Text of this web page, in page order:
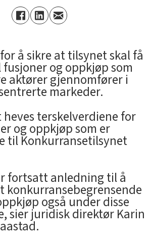
å sikre at tilsynet skal få
og oppkjøp som
aktører gjennomfører i
markeder.
heves terskelverdiene for
og oppkjøp som er
til Konkurransetilsynet
fortsatt anledning til å
konkurransebegrensende
også under disse
sier juridisk direktør Karin